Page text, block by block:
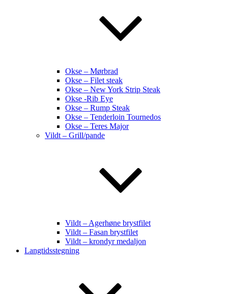
Okse – Mørbrad
Okse – Filet steak
Okse – New York Strip Steak
Okse -Rib Eye
Okse – Rump Steak
Okse – Tenderloin Tournedos
Okse – Teres Major
Vildt – Grill/pande
Vildt – Agerhøne brystfilet
Vildt – Fasan brystfilet
Vildt – krondyr medaljon
Langtidsstegning